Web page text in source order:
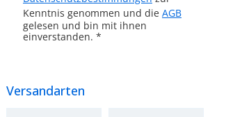
Kenntnis genommen und die AGB
gelesen und bin mit ihnen
einverstanden. *
Versandarten